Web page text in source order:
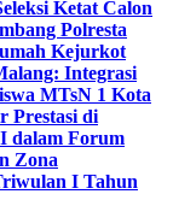
Ketat Calon
Polresta
Kejurkot
Integrasi
MTsN 1 Kota
Prestasi di
dalam Forum
Zona
I Tahun